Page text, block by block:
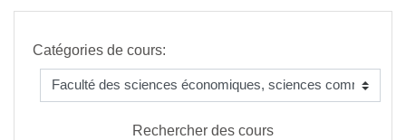
Catégories de cours:
Rechercher des cours